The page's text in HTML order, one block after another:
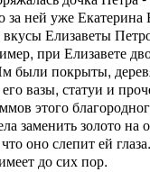
за ней уже
вкусы Елизаветы
при Елизавете
были покрыты,
вазы, статуи и
этого
заменить золото
оно слепит ей
до сих пор.